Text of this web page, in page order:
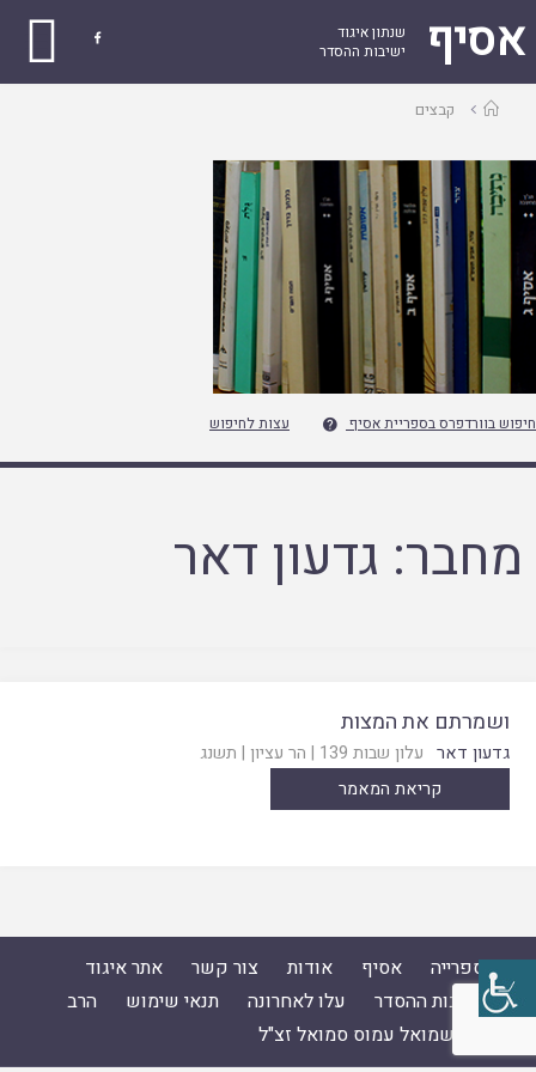
אסיף
שנתון איגוד
ישיבות ההסדר

עמודקבצים
חיפוש בוורדפרס בספריית אסיף  עצות לחיפוש
מחבר: גדעון דאר
ושמרתם את המצות
גדעון דאר עלון שבות 139 | הר עציון | תשנג
קריאת המאמר
ספרייה אסיף אודות צור קשר
אתר איגוד
ישיבות ההסדר
עלו לאחרונה תנאי שימוש
הרב
ד"ר שמואל עמוס סמואל זצ"ל